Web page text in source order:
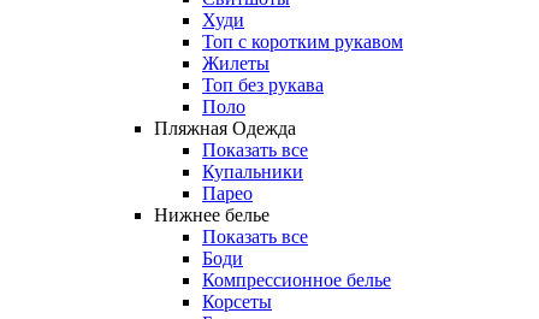
Худи
Топ с коротким рукавом
Жилеты
Топ без рукава
Поло
Пляжная Одежда
Показать все
Купальники
Парео
Нижнее белье
Показать все
Боди
Компрессионное белье
Корсеты